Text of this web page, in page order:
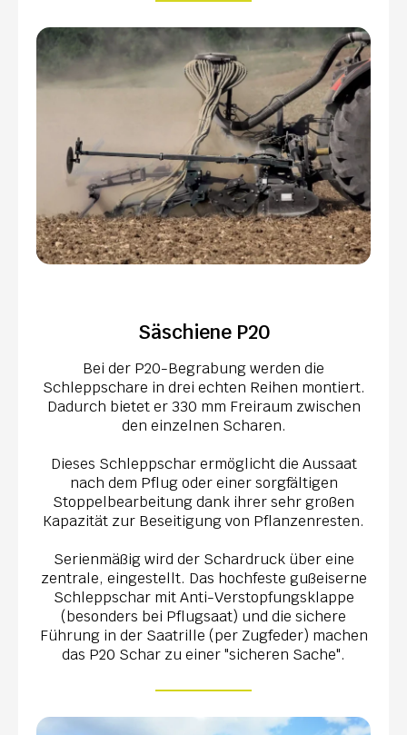
Säschiene P20
Bei der P20-Begrabung werden die
Schleppschare in drei echten Reihen montiert.
Dadurch bietet er 330 mm Freiraum zwischen
den einzelnen Scharen.
Dieses Schleppschar ermöglicht die Aussaat
nach dem Pflug oder einer sorgfältigen
Stoppelbearbeitung dank ihrer sehr großen
Kapazität zur Beseitigung von Pflanzenresten.
Serienmäßig wird der Schardruck über eine
zentrale, eingestellt. Das hochfeste gußeiserne
Schleppschar mit Anti-Verstopfungsklappe
(besonders bei Pflugsaat) und die sichere
Führung in der Saatrille (per Zugfeder) machen
das P20 Schar zu einer "sicheren Sache".